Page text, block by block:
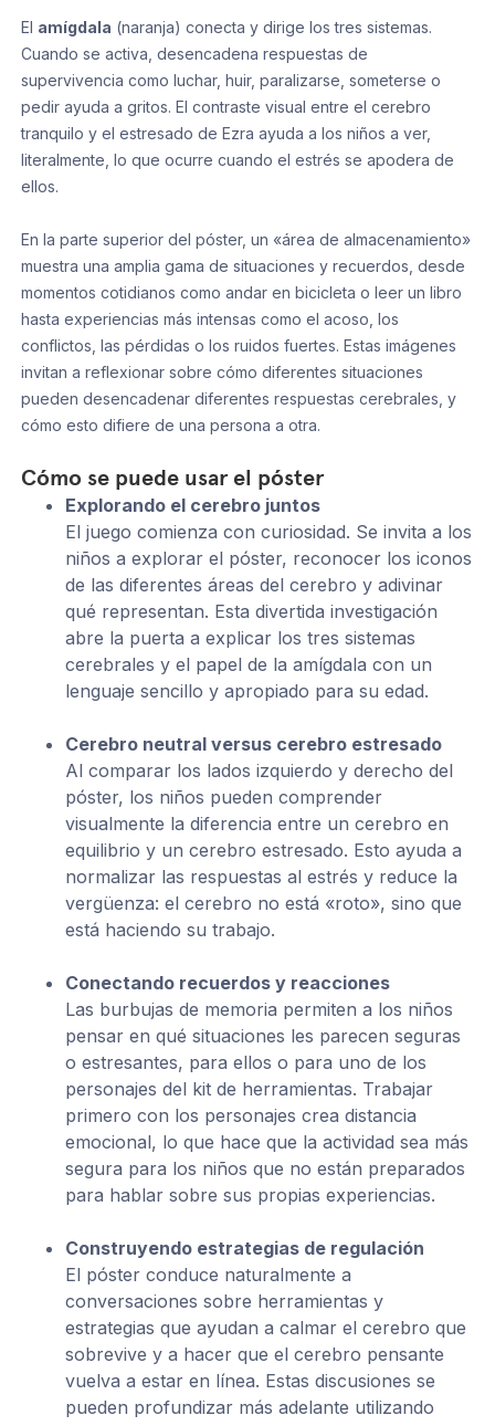
El amígdala (naranja) conecta y dirige los tres sistemas.
Cuando se activa, desencadena respuestas de
supervivencia como luchar, huir, paralizarse, someterse o
pedir ayuda a gritos. El contraste visual entre el cerebro
tranquilo y el estresado de Ezra ayuda a los niños a ver,
literalmente, lo que ocurre cuando el estrés se apodera de
ellos.
En la parte superior del póster, un «área de almacenamiento»
muestra una amplia gama de situaciones y recuerdos, desde
momentos cotidianos como andar en bicicleta o leer un libro
hasta experiencias más intensas como el acoso, los
conflictos, las pérdidas o los ruidos fuertes. Estas imágenes
invitan a reflexionar sobre cómo diferentes situaciones
pueden desencadenar diferentes respuestas cerebrales, y
cómo esto difiere de una persona a otra.
Cómo se puede usar el póster
Explorando el cerebro juntos
El juego comienza con curiosidad. Se invita a los
niños a explorar el póster, reconocer los iconos
de las diferentes áreas del cerebro y adivinar
qué representan. Esta divertida investigación
abre la puerta a explicar los tres sistemas
cerebrales y el papel de la amígdala con un
lenguaje sencillo y apropiado para su edad.
Cerebro neutral versus cerebro estresado
Al comparar los lados izquierdo y derecho del
póster, los niños pueden comprender
visualmente la diferencia entre un cerebro en
equilibrio y un cerebro estresado. Esto ayuda a
normalizar las respuestas al estrés y reduce la
vergüenza: el cerebro no está «roto», sino que
está haciendo su trabajo.
Conectando recuerdos y reacciones
Las burbujas de memoria permiten a los niños
pensar en qué situaciones les parecen seguras
o estresantes, para ellos o para uno de los
personajes del kit de herramientas. Trabajar
primero con los personajes crea distancia
emocional, lo que hace que la actividad sea más
segura para los niños que no están preparados
para hablar sobre sus propias experiencias.
Construyendo estrategias de regulación
El póster conduce naturalmente a
conversaciones sobre herramientas y
estrategias que ayudan a calmar el cerebro que
sobrevive y a hacer que el cerebro pensante
vuelva a estar en línea. Estas discusiones se
pueden profundizar más adelante utilizando